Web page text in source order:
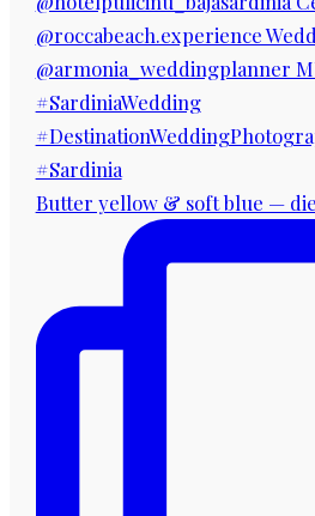
Butter yellow & soft blue —